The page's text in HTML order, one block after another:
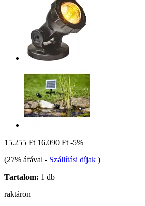
15.255 Ft 16.090 Ft -5%
(27% áfával - Szállítási díjak )
Tartalom: 1 db
raktáron